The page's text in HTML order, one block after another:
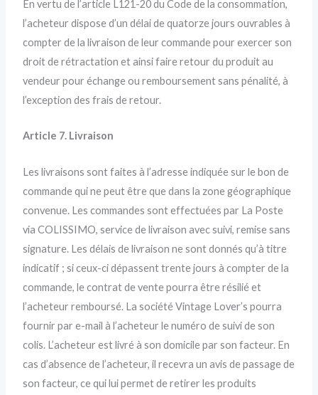
En vertu de l’article L121-20 du Code de la consommation,
l’acheteur dispose d’un délai de quatorze jours ouvrables à
compter de la livraison de leur commande pour exercer son
droit de rétractation et ainsi faire retour du produit au
vendeur pour échange ou remboursement sans pénalité, à
l’exception des frais de retour.
Article 7. Livraison
Les livraisons sont faites à l’adresse indiquée sur le bon de
commande qui ne peut être que dans la zone géographique
convenue. Les commandes sont effectuées par La Poste
via COLISSIMO, service de livraison avec suivi, remise sans
signature. Les délais de livraison ne sont donnés qu’à titre
indicatif ; si ceux-ci dépassent trente jours à compter de la
commande, le contrat de vente pourra être résilié et
l’acheteur remboursé. La société Vintage Lover’s pourra
fournir par e-mail à l’acheteur le numéro de suivi de son
colis. L’acheteur est livré à son domicile par son facteur. En
cas d’absence de l’acheteur, il recevra un avis de passage de
son facteur, ce qui lui permet de retirer les produits